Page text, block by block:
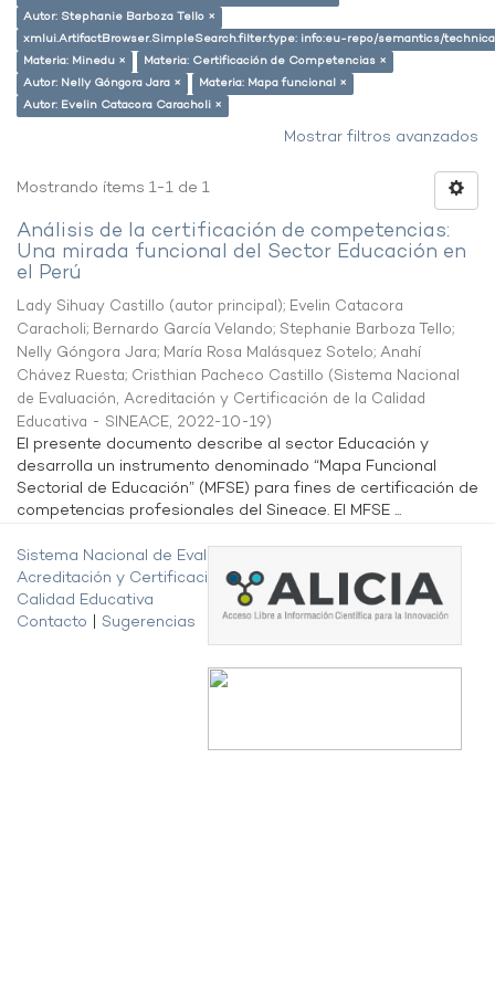
Autor: Stephanie Barboza Tello ×
xmlui.ArtifactBrowser.SimpleSearch.filter.type: info:eu-repo/semantics/
Materia: Minedu ×
Materia: Certificación de Competencias ×
Autor: Nelly Góngora Jara ×
Materia: Mapa funcional ×
Autor: Evelin Catacora Caracholi ×
Mostrar filtros avanzados
Mostrando ítems 1-1 de 1
Análisis de la certificación de competencias:
Una mirada funcional del Sector Educación en
el Perú
Lady Sihuay Castillo (autor principal); Evelin Catacora
Caracholi; Bernardo García Velando; Stephanie Barboza Tello;
Nelly Góngora Jara; María Rosa Malásquez Sotelo; Anahí
Chávez Ruesta; Cristhian Pacheco Castillo (Sistema Nacional
de Evaluación, Acreditación y Certificación de la Calidad
Educativa - SINEACE, 2022-10-19)
El presente documento describe al sector Educación y
desarrolla un instrumento denominado “Mapa Funcional
Sectorial de Educación” (MFSE) para fines de certificación de
competencias profesionales del Sineace. El MFSE ...
Sistema Nacional de Evaluación,
Acreditación y Certificación de la
Calidad Educativa
Contacto
Sugerencias